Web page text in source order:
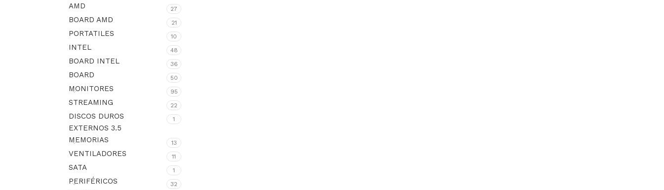
AMD 27
BOARD AMD 21
PORTATILES 10
INTEL 48
BOARD INTEL 36
BOARD 50
MONITORES 95
STREAMING 22
DISCOS DUROS
EXTERNOS 3.5
1
MEMORIAS 13
VENTILADORES 11
SATA 1
PERIFÉRICOS 32